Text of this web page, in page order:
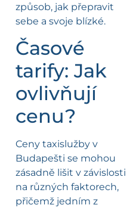
způsob, jak přepravit
sebe a svoje blízké.
Časové
tarify: Jak
ovlivňují
cenu?
Ceny taxislužby v
Budapešti se mohou
zásadně lišit v závislosti
na různých faktorech,
přičemž jedním z